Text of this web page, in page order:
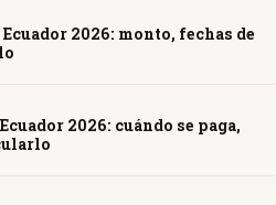
2026: monto, fechas de
2026: cuándo se paga,